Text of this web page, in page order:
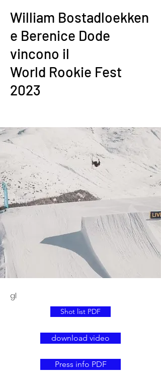
William Bostadloekken
e Berenice Dode
vincono il
World Rookie Fest
2023
gl
Shot list PDF
download video
Press info PDF